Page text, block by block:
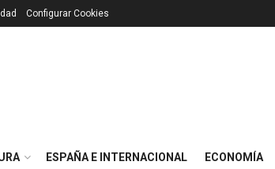
Configurar Cookies
ESPAÑA E INTERNACIONAL ECONOMÍA